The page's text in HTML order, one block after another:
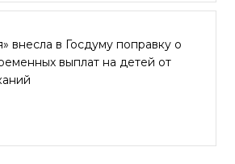
внесла в Госдуму поправку о
выплат на детей от